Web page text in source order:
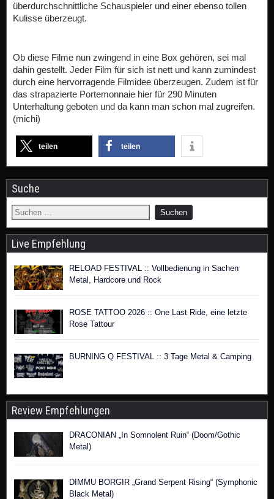
überdurchschnittliche Schauspieler und einer ebenso tollen
Kulisse überzeugt.
Ob diese Filme nun zwingend in eine Box gehören, sei mal
dahin gestellt. Jeder Film für sich ist nett und kann zumindest
durch eine hervorragende Filmidee überzeugen. Zudem ist für
das strapazierte Portemonnaie hier für 290 Minuten
Unterhaltung geboten und da kann man schon mal zugreifen.
(michi)
teilen teilen
Suche
Live Empfehlung
RELOAD FESTIVAL :: Vollbedienung in Sachen
Metal, Hardcore und Rock
ROSE TATTOO 2026 :: One Last Ride, eine letzte
Rose Tattour
BURNING Q FESTIVAL :: 3 Tage Metal & Camping
Review Empfehlungen
DRACONIAN „In Somnolent Ruin“ (Doom/Gothic
Metal)
DIMMU BORGIR „Grand Serpent Rising“ (Symphonic
Black Metal)